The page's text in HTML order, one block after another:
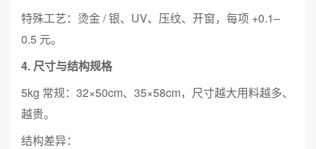
特殊工艺：烫金 / 银、UV、压纹、开窗，每项 +0.1–
0.5 元。
4. 尺寸与结构规格
5kg 常规：32×50cm、35×58cm，尺寸越大用料越多、
越贵。
结构差异：